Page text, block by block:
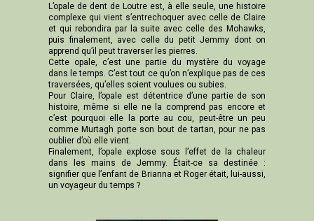
L’opale de dent de Loutre est, à elle seule, une histoire
complexe qui vient s’entrechoquer avec celle de Claire
et qui rebondira par la suite avec celle des Mohawks,
puis finalement, avec celle du petit Jemmy dont on
apprend qu’il peut traverser les pierres.
Cette opale, c’est une partie du mystère du voyage
dans le temps. C’est tout ce qu’on n’explique pas de ces
traversées, qu’elles soient voulues ou subies.
Pour Claire, l’opale est détentrice d’une partie de son
histoire, même si elle ne la comprend pas encore et
c’est pourquoi elle la porte au cou, peut-être un peu
comme Murtagh porte son bout de tartan, pour ne pas
oublier d’où elle vient.
Finalement, l’opale explose sous l’effet de la chaleur
dans les mains de Jemmy. Était-ce sa destinée :
signifier que l’enfant de Brianna et Roger était, lui-aussi,
un voyageur du temps ?